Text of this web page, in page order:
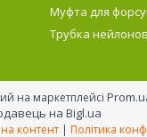
Муфта для
Трубка
на маркетплейсі
на Bigl.ua
контент | Політика